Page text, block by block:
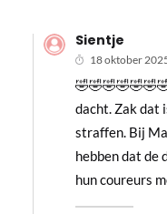
Sientje
18 oktober
dacht. Zak dat
straffen. Bij
hebben dat de
hun coureurs